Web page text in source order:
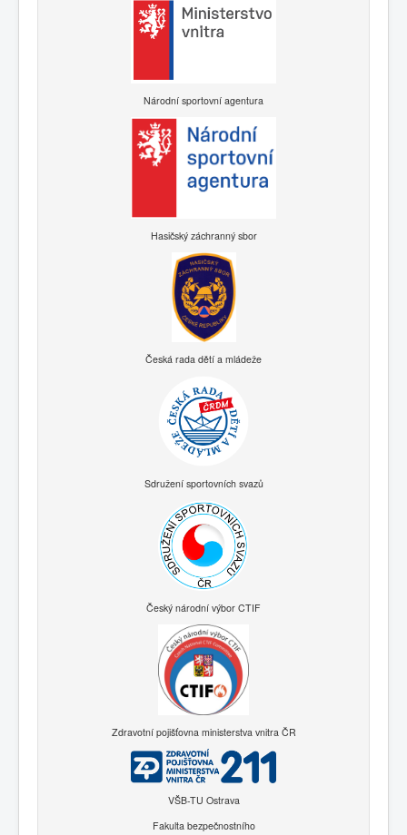
Národní sportovní agentura
Hasičský záchranný sbor
Česká rada dětí a mládeže
Sdružení sportovních svazů
Český národní výbor CTIF
Zdravotní pojišťovna ministerstva vnitra ČR
VŠB-TU Ostrava
Fakulta bezpečnostního